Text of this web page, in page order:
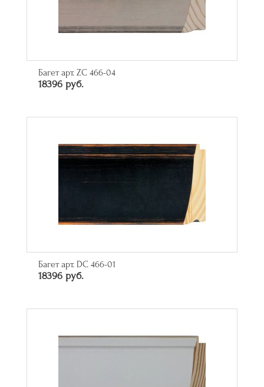
Багет арт. ZC 466-04
18396 руб.
Багет арт. DC 466-01
18396 руб.